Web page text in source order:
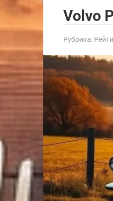
Volvo
Рубрика: